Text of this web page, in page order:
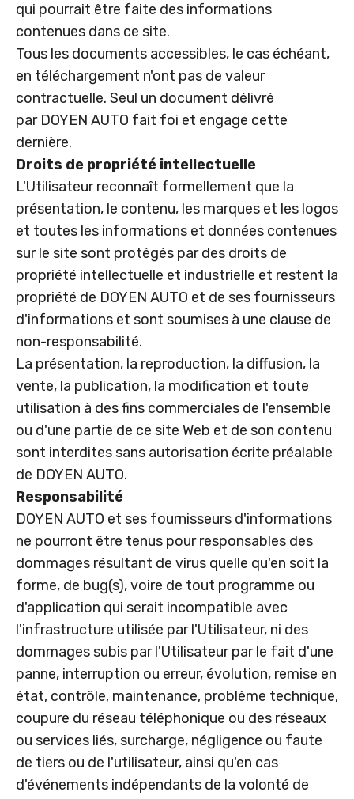
qui pourrait être faite des informations
contenues dans ce site.
Tous les documents accessibles, le cas échéant,
en téléchargement n'ont pas de valeur
contractuelle. Seul un document délivré
par DOYEN AUTO fait foi et engage cette
dernière.
Droits de propriété intellectuelle
L'Utilisateur reconnaît formellement que la
présentation, le contenu, les marques et les logos
et toutes les informations et données contenues
sur le site sont protégés par des droits de
propriété intellectuelle et industrielle et restent la
propriété de DOYEN AUTO et de ses fournisseurs
d'informations et sont soumises à une clause de
non-responsabilité.
La présentation, la reproduction, la diffusion, la
vente, la publication, la modification et toute
utilisation à des fins commerciales de l'ensemble
ou d'une partie de ce site Web et de son contenu
sont interdites sans autorisation écrite préalable
de DOYEN AUTO.
Responsabilité
DOYEN AUTO et ses fournisseurs d'informations
ne pourront être tenus pour responsables des
dommages résultant de virus quelle qu'en soit la
forme, de bug(s), voire de tout programme ou
d'application qui serait incompatible avec
l'infrastructure utilisée par l'Utilisateur, ni des
dommages subis par l'Utilisateur par le fait d'une
panne, interruption ou erreur, évolution, remise en
état, contrôle, maintenance, problème technique,
coupure du réseau téléphonique ou des réseaux
ou services liés, surcharge, négligence ou faute
de tiers ou de l'utilisateur, ainsi qu'en cas
d'événements indépendants de la volonté de